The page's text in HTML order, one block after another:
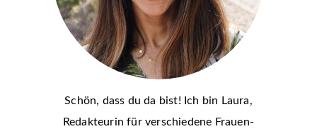
Schön, dass du da bist! Ich bin Laura,
Redakteurin für verschiedene Frauen-